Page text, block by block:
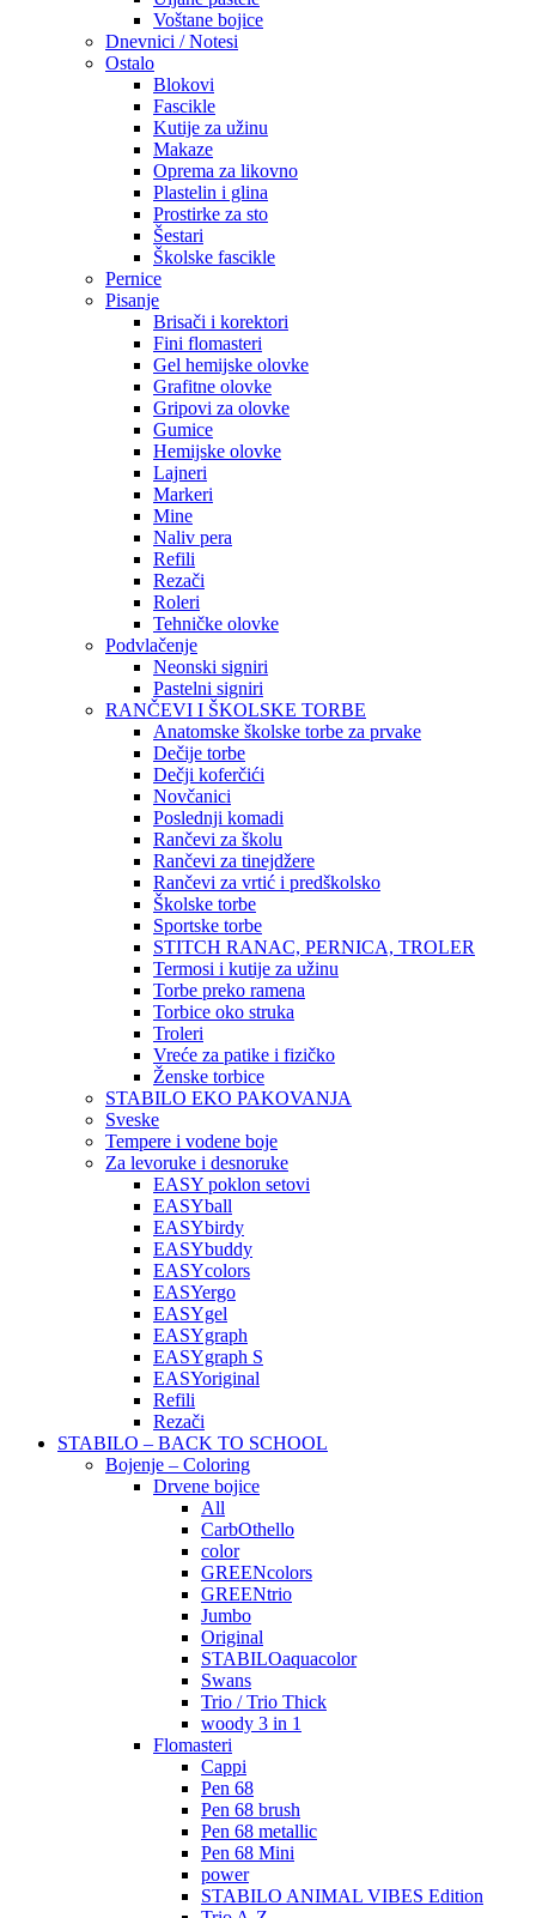
Voštane bojice
Dnevnici / Notesi
Ostalo
Blokovi
Fascikle
Kutije za užinu
Makaze
Oprema za likovno
Plastelin i glina
Prostirke za sto
Šestari
Školske fascikle
Pernice
Pisanje
Brisači i korektori
Fini flomasteri
Gel hemijske olovke
Grafitne olovke
Gripovi za olovke
Gumice
Hemijske olovke
Lajneri
Markeri
Mine
Naliv pera
Refili
Rezači
Roleri
Tehničke olovke
Podvlačenje
Neonski signiri
Pastelni signiri
RANČEVI I ŠKOLSKE TORBE
Anatomske školske torbe za prvake
Dečije torbe
Dečji koferčići
Novčanici
Poslednji komadi
Rančevi za školu
Rančevi za tinejdžere
Rančevi za vrtić i predškolsko
Školske torbe
Sportske torbe
STITCH RANAC, PERNICA, TROLER
Termosi i kutije za užinu
Torbe preko ramena
Torbice oko struka
Troleri
Vreće za patike i fizičko
Ženske torbice
STABILO EKO PAKOVANJA
Sveske
Tempere i vodene boje
Za levoruke i desnoruke
EASY poklon setovi
EASYball
EASYbirdy
EASYbuddy
EASYcolors
EASYergo
EASYgel
EASYgraph
EASYgraph S
EASYoriginal
Refili
Rezači
STABILO – BACK TO SCHOOL
Bojenje – Coloring
Drvene bojice
All
CarbOthello
color
GREENcolors
GREENtrio
Jumbo
Original
STABILOaquacolor
Swans
Trio / Trio Thick
woody 3 in 1
Flomasteri
Cappi
Pen 68
Pen 68 brush
Pen 68 metallic
Pen 68 Mini
power
STABILO ANIMAL VIBES Edition